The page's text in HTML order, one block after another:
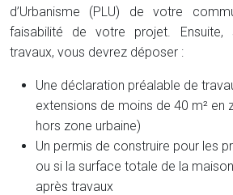
d’Urbanisme (PLU) de votre
faisabilité de votre projet. Ensuite,
travaux, vous devrez déposer :
Une déclaration préalable de
extensions de moins de 40 m² en
hors zone urbaine)
Un permis de construire pour les
ou si la surface totale de la
après travaux